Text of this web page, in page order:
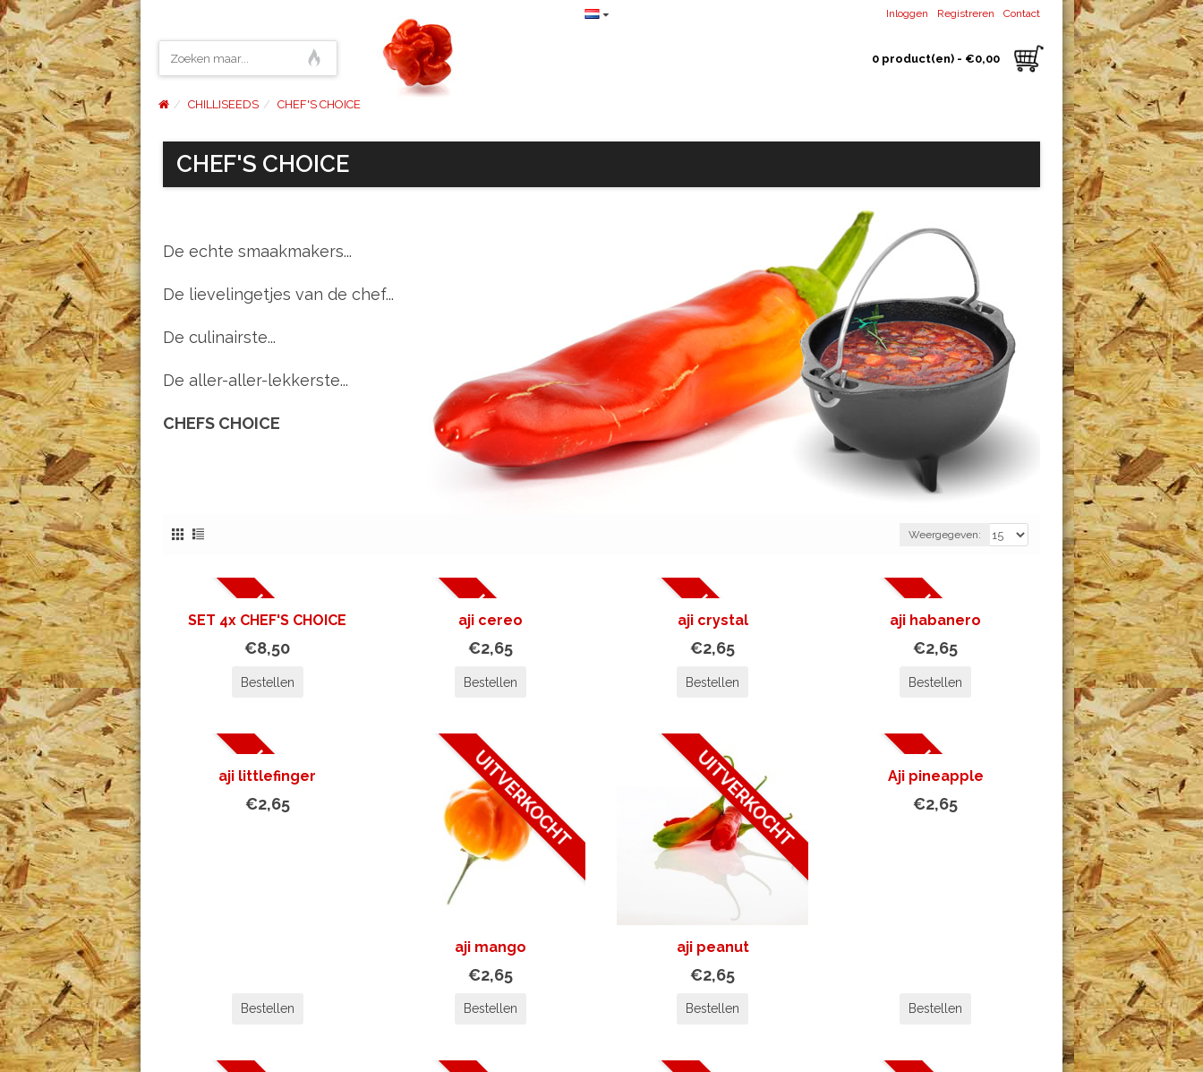
Inloggen Registreren Contact
0 product(en) - €0,00
CHILLISEEDS CHEF'S CHOICE
CHEF'S CHOICE
De echte smaakmakers...
De lievelingetjes van de chef...
De culinairste...
De aller-aller-lekkerste...
CHEFS CHOICE
Weergegeven:
UITVERKOCHT
SET 4x CHEF'S CHOICE
€8,50
Bestellen UITVERKOCHT
aji cereo
€2,65
Bestellen UITVERKOCHT
aji crystal
€2,65
Bestellen UITVERKOCHT
aji habanero
€2,65
Bestellen
UITVERKOCHT
aji littlefinger
€2,65
Bestellen
UITVERKOCHT
aji mango
€2,65
Bestellen
UITVERKOCHT
aji peanut
€2,65
Bestellen
UITVERKOCHT
Aji pineapple
€2,65
Bestellen